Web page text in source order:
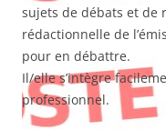
sujets de débats et de
rédactionnelle de
pour en débattre.
Il/elle s’intègre
professionnel.